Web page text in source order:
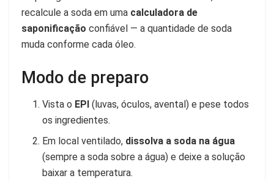
recalcule a soda em uma calculadora de
saponificação confiável — a quantidade de soda
muda conforme cada óleo.
Modo de preparo
Vista o EPI (luvas, óculos, avental) e pese todos
os ingredientes.
Em local ventilado, dissolva a soda na água
(sempre a soda sobre a água) e deixe a solução
baixar a temperatura.